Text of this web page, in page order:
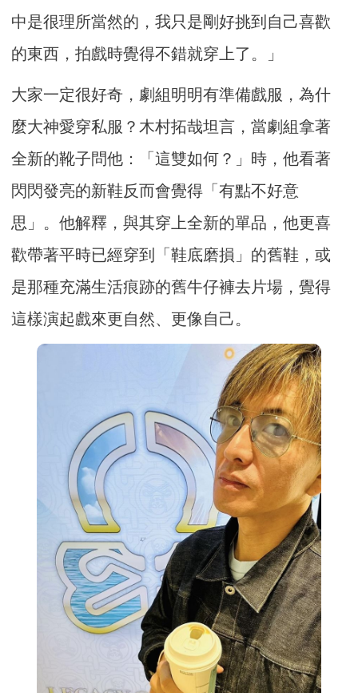
中是很理所當然的，我只是剛好挑到自己喜歡
的東西，拍戲時覺得不錯就穿上了。」
大家一定很好奇，劇組明明有準備戲服，為什
麼大神愛穿私服？木村拓哉坦言，當劇組拿著
全新的靴子問他：「這雙如何？」時，他看著
閃閃發亮的新鞋反而會覺得「有點不好意
思」。他解釋，與其穿上全新的單品，他更喜
歡帶著平時已經穿到「鞋底磨損」的舊鞋，或
是那種充滿生活痕跡的舊牛仔褲去片場，覺得
這樣演起戲來更自然、更像自己。